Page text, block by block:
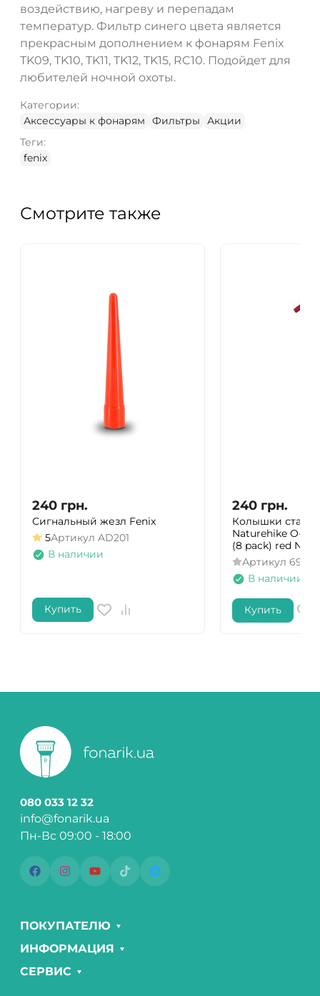
воздействию, нагреву и перепадам
температур. Фильтр синего цвета является
прекрасным дополнением к фонарям Fenix
TK09, TK10, TK11, TK12, TK15, RC10. Подойдет для
любителей ночной охоты.
Категории:
Аксессуары к фонарям
Фильтры
Акции
Теги:
fenix
Смотрите также
240 грн.
Сигнальный жезл Fenix
5Артикул AD201
В наличии
Купить
240 грн.
Колышки
Naturehike O-
(8 pack) red
Артикул
В наличии
Купить
080 033 12 32
info@fonarik.ua
Пн-Вс 09:00 - 18:00
ПОКУПАТЕЛЮ
ИНФОРМАЦИЯ
СЕРВИС